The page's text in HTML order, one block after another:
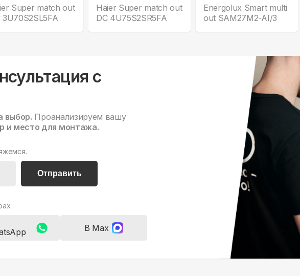
Super match out
3U70S2SL5FA
Haier Super match out
DC 4U75S2SR5FA
Energolux Smart multi
out SAM27M2-AI/3
с
выбор. Проанализируем вашу
и место для монтажа.
Отправить
В Max